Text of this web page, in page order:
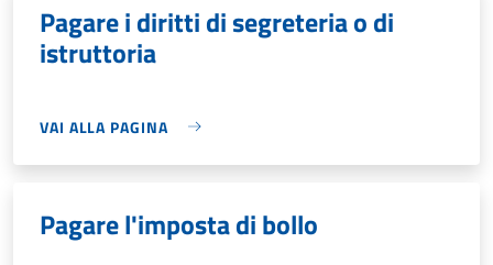
Pagare i diritti di segreteria o di
istruttoria
VAI ALLA PAGINA
Pagare l'imposta di bollo